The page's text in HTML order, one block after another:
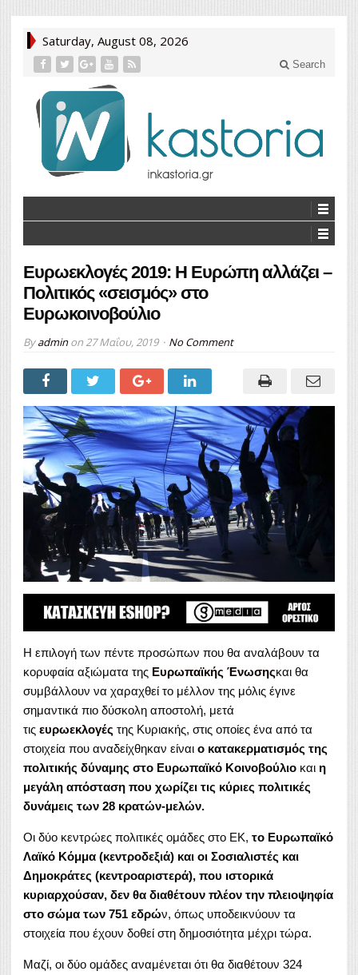
Saturday, August 08, 2026
Search
Ευρωεκλογές 2019: Η Ευρώπη αλλάζει –
Πολιτικός «σεισμός» στο
Ευρωκοινοβούλιο
Byadminon 27 Μαΐου, 2019 No Comment
Η επιλογή των πέντε προσώπων που θα αναλάβουν τα
κορυφαία αξιώματα της Ευρωπαϊκής Ένωσηςκαι θα
συμβάλλουν να χαραχθεί το μέλλον της μόλις έγινε
σημαντικά πιο δύσκολη αποστολή, μετά
τις ευρωεκλογές της Κυριακής, στις οποίες ένα από τα
στοιχεία που αναδείχθηκαν είναι ο κατακερματισμός της
πολιτικής δύναμης στο Ευρωπαϊκό Κοινοβούλιο και η
μεγάλη απόσταση που χωρίζει τις κύριες πολιτικές
δυνάμεις των 28 κρατών-μελών.
Οι δύο κεντρώες πολιτικές ομάδες στο ΕΚ, το Ευρωπαϊκό
Λαϊκό Κόμμα (κεντροδεξιά) και οι Σοσιαλιστές και
Δημοκράτες (κεντροαριστερά), που ιστορικά
κυριαρχούσαν, δεν θα διαθέτουν πλέον την πλειοψηφία
στο σώμα των 751 εδρών, όπως υποδεικνύουν τα
στοιχεία που έχουν δοθεί στη δημοσιότητα μέχρι τώρα.
Μαζί, οι δύο ομάδες αναμένεται ότι θα διαθέτουν 324